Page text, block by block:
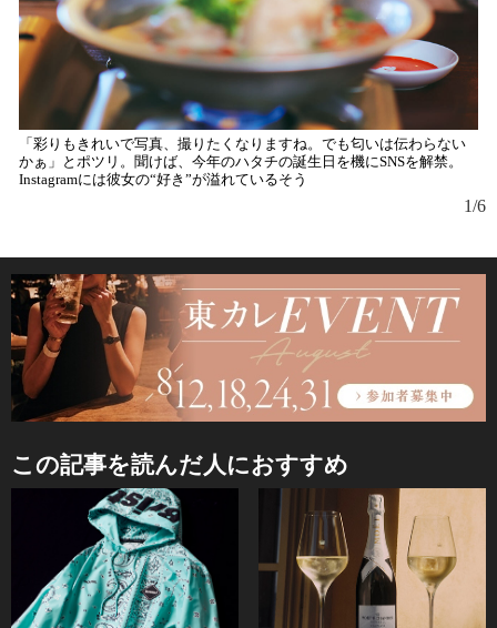
「彩りもきれいで写真、撮りたくなりますね。でも匂いは伝わらない
かぁ」とポツリ。聞けば、今年のハタチの誕生日を機にSNSを解禁。
Instagramには彼女の“好き”が溢れているそう
1/6
この記事を読んだ人におすすめ